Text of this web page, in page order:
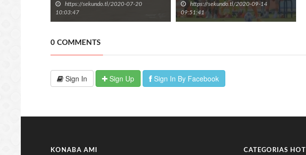
No Arepende
https://sekundo.tl/2020-07-20
10:03:47
https://sekundo.tl/2020-09-14
09:51:41
0 COMMENTS
Sign In Sign Up Sign In By Facebook
KONABA AMI CATEGORIAS HOT